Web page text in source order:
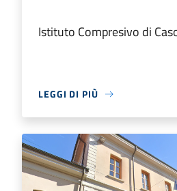
Istituto Compresivo di
LEGGI DI PIÙ